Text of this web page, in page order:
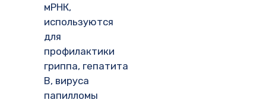
мРНК,
используются
для
профилактики
гриппа, гепатита
В, вируса
папилломы